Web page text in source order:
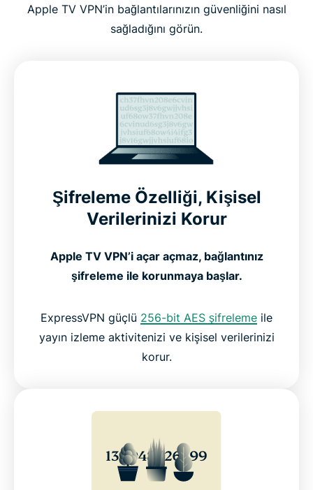
Apple TV ile Niçin VPN Kullanılır?
Optimum Performans İçin Gelişmiş Özellikler
ExpressVPN, Apple TV’ye Nasıl Kurulur
Tüm Apple TV Versiyonlarıyla Uyumlu
Apple TV için Ücretsiz vs. Premium VPN’ler
SSS: Apple TV VPN’leri
Apple TV VPN’in bağlantılarınızın güvenliğini nasıl
sağladığını görün.
Şifreleme Özelliği, Kişisel
Verilerinizi Korur
Apple TV VPN’i açar açmaz, bağlantınız
şifreleme ile korunmaya başlar.
ExpressVPN güçlü 256-bit AES şifreleme ile
yayın izleme aktivitenizi ve kişisel verilerinizi
korur.